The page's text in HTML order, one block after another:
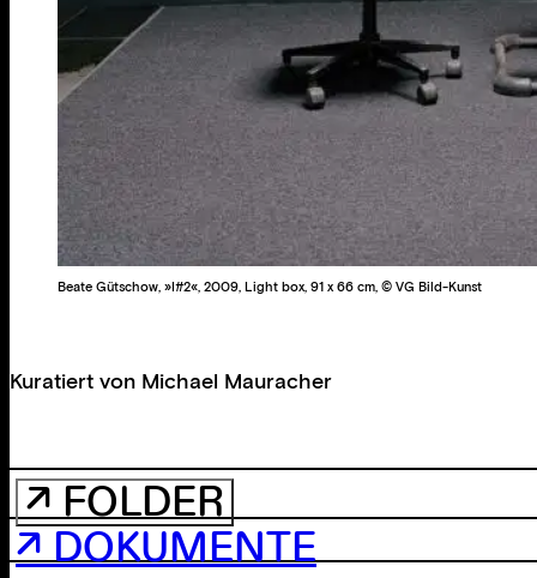
Beate Gütschow, »I#2«, 2009, Light box, 91 x 66 cm, © VG Bild-Kunst
Kuratiert von Michael Mauracher
↗ FOLDER
↗ DOKUMENTE